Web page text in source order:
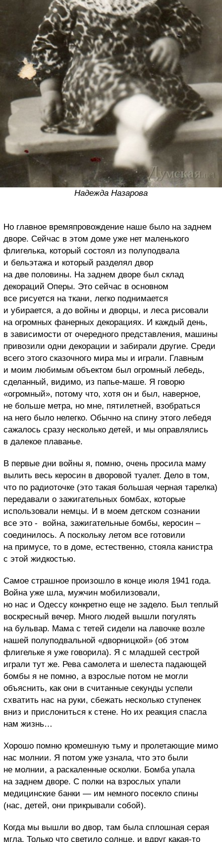
Надежда Назарова
Но главное времяпровождение наше было на заднем
дворе. Сейчас в этом доме уже нет маленького
флигелька, который состоял из полуподвала
и бельэтажа и который разделял двор
на две половины. На заднем дворе был склад
декораций Оперы. Это сейчас в основном
все рисуется на ткани, легко поднимается
и убирается, а до войны и дворцы, и леса рисовали
на огромных фанерных декорациях. И каждый день,
в зависимости от очередного представления, машины
привозили одни декорации и забирали другие. Среди
всего этого сказочного мира мы и играли. Главным
и моим любимым объектом был огромный лебедь,
сделанный, видимо, из папье-маше. Я говорю
«огромный», потому что, хотя он и был, наверное,
не больше метра, но мне, пятилетней, взобраться
на него было нелегко. Обычно на спину этого лебедя
сажалось сразу несколько детей, и мы оправлялись
в далекое плаванье.
В первые дни войны я, помню, очень просила маму
вылить весь керосин в дворовой туалет. Дело в том,
что по радиоточке (это такая большая черная тарелка)
передавали о зажигательных бомбах, которые
использовали немцы. И в моем детском сознании
все это - война, зажигательные бомбы, керосин –
соединилось. А поскольку летом все готовили
на примусе, то в доме, естественно, стояла канистра
с этой жидкостью.
Самое страшное произошло в конце июля 1941 года.
Война уже шла, мужчин мобилизовали,
но нас и Одессу конкретно еще не задело. Был теплый
воскресный вечер. Много людей вышли погулять
на бульвар. Мама с тетей сидели на лавочке возле
нашей полуподвальной «дворницкой» (об этом
флигельке я уже говорила). Я с младшей сестрой
играли тут же. Рева самолета и шелеста падающей
бомбы я не помню, а взрослые потом не могли
объяснить, как они в считанные секунды успели
схватить нас на руки, сбежать несколько ступенек
вниз и прислониться к стене. Но их реакция спасла
нам жизнь…
Хорошо помню кромешную тьму и пролетающие мимо
нас молнии. Я потом уже узнала, что это были
не молнии, а раскаленные осколки. Бомба упала
на заднем дворе. С полки на взрослых упали
медицинские банки — им немного посекло спины
(нас, детей, они прикрывали собой).
Когда мы вышли во двор, там была сплошная серая
мгла. Только что светило солнце, и вдруг какая-то